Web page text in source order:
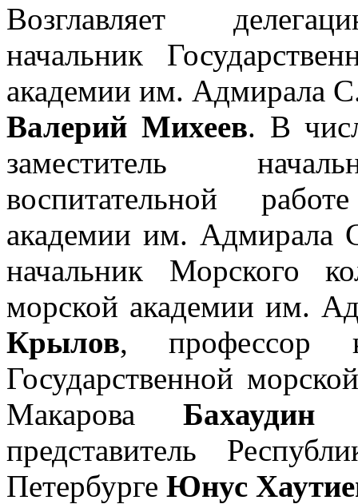
Возглавляет
начальник
академии им. Адмирала
Валерий Михеев. В
заместитель
воспитательной
академии им.
начальник Морского
морской академии им.
Крылов, профессор
Государственной
МакароваБахаудин
представитель
Петербурге Юнус